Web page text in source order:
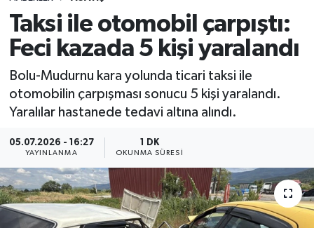
Taksi ile otomobil çarpıştı:
Feci kazada 5 kişi yaralandı
Bolu-Mudurnu kara yolunda ticari taksi ile
otomobilin çarpışması sonucu 5 kişi yaralandı.
Yaralılar hastanede tedavi altına alındı.
05.07.2026 - 16:27
YAYINLANMA
1 DK
OKUNMA SÜRESI
Araç Haberleri
Azdavay Haberleri
Bozkurt Haberleri
Çatalzeytin Haberleri
Cide Haberleri
Daday Haberleri